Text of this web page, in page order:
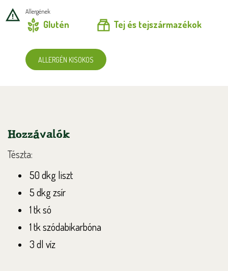
Allergének
Glutén Tej és tejszármazékok
ALLERGÉN KISOKOS
Hozzávalók
Tészta:
50 dkg liszt
5 dkg zsír
1 tk só
1 tk szódabikarbóna
3 dl víz